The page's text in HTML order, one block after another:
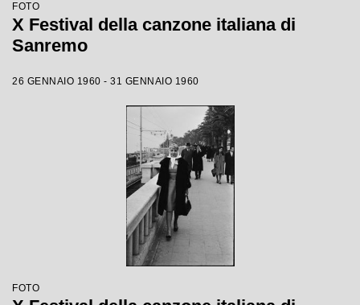
FOTO
X Festival della canzone italiana di
Sanremo
26 GENNAIO 1960 - 31 GENNAIO 1960
FOTO